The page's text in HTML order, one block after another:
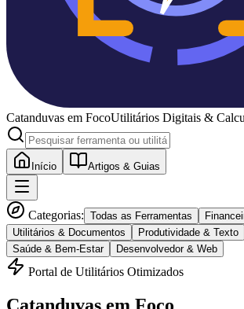
Catanduvas em FocoUtilitários Digitais &
Início Artigos & Guias
Categorias: Todas as Ferramentas
Utilitários & Documentos
Produtividade & Texto
Saúde & Bem-Estar
Desenvolvedor & Web
Portal de Utilitários Otimizados